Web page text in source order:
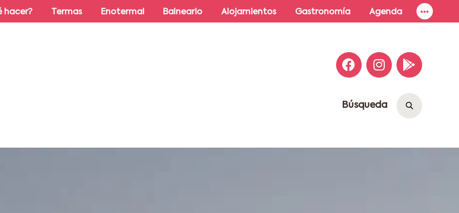
hacer? Termas Enotermal Balneario Alojamientos Gastronomía Agenda
Búsqueda